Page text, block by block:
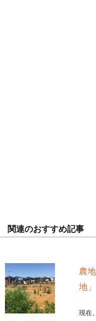
関連のおすすめ記事
農
地
現在